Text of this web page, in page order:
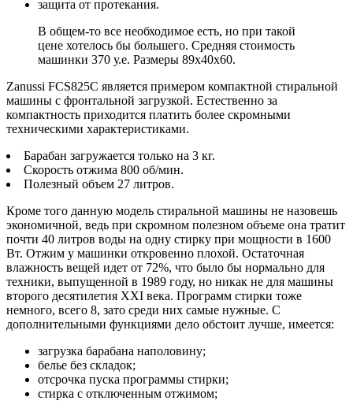
защита от протекания.
В общем-то все необходимое есть, но при такой
цене хотелось бы большего. Средняя стоимость
машинки 370 у.е. Размеры 89х40х60.
Zanussi FCS825C является примером компактной стиральной
машины c фронтальной загрузкой. Естественно за
компактность приходится платить более скромными
техническими характеристиками.
Барабан загружается только на 3 кг.
Скорость отжима 800 об/мин.
Полезный объем 27 литров.
Кроме того данную модель стиральной машины не назовешь
экономичной, ведь при скромном полезном объеме она тратит
почти 40 литров воды на одну стирку при мощности в 1600
Вт. Отжим у машинки откровенно плохой. Остаточная
влажность вещей идет от 72%, что было бы нормально для
техники, выпущенной в 1989 году, но никак не для машины
второго десятилетия XXI века. Программ стирки тоже
немного, всего 8, зато среди них самые нужные. С
дополнительными функциями дело обстоит лучше, имеется:
загрузка барабана наполовину;
белье без складок;
отсрочка пуска программы стирки;
стирка с отключенным отжимом;